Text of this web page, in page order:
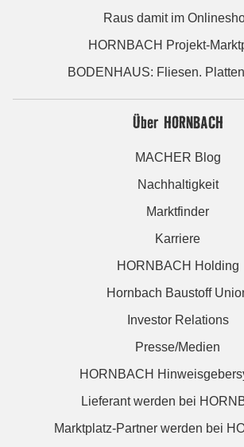
Raus damit im
HORNBACH Projekt-
BODENHAUS: Fliesen.
Über HORNBACH
MACHER Blog
Nachhaltigkeit
Marktfinder
Karriere
HORNBACH Holding
Hornbach Baustoff
Investor Relations
Presse/Medien
HORNBACH
Lieferant werden bei
Marktplatz-Partner werden bei